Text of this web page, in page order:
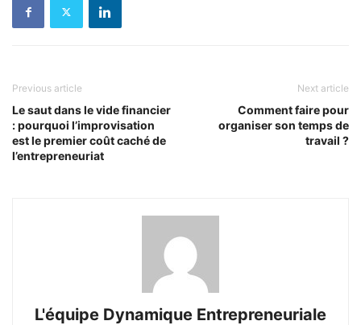
Previous article
Le saut dans le vide financier
: pourquoi l’improvisation
est le premier coût caché de
l’entrepreneuriat
Next article
Comment faire pour
organiser son temps de
travail ?
L'équipe Dynamique Entrepreneuriale